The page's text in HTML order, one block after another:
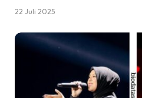
22 Juli 2025